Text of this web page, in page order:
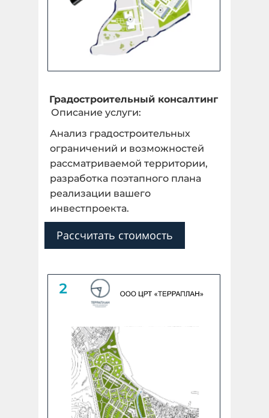
Линейный объект
Количество:
Назад
Градостроительный консалтинг
Описание услуги:
Анализ градостроительных
ограничений и возможностей
рассматриваемой территории,
разработка поэтапного плана
реализации вашего
инвестпроекта.
Рассчитать стоимость